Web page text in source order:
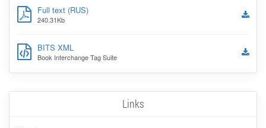
Full text (RUS)
240.31Kb
BITS XML
Book Interchange Tag Suite
Links